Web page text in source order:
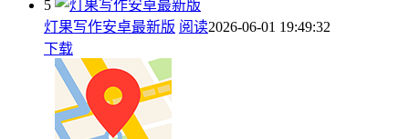
5
灯果写作安卓最新版 阅读2026-06-01 19:49:32
下载